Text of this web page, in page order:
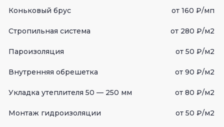
Коньковый брус
от 160 ₽/мп
Стропильная система от 280 ₽/м2
Пароизоляция от 50 ₽/м2
Внутренняя обрешетка от 90 ₽/м2
Укладка утеплителя 50 — 250 мм от 80 ₽/м2
Монтаж гидроизоляции от 50 ₽/м2